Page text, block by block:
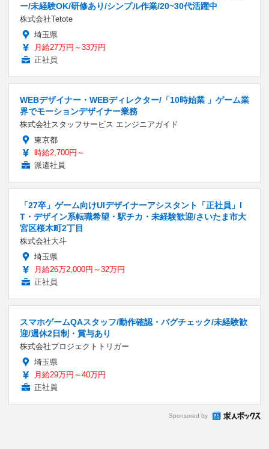
ー/未経験OK/研修あり/シンプル作業/20~30代活躍中
株式会社Tetote
埼玉県
月給27万円～33万円
正社員
WEBデザイナー・WEBディレクター/「10時始業 」ゲーム業
界でモーションデザイナー業務
株式会社スタッフサービス エンジニアガイド
東京都
時給2,700円～
派遣社員
「27卒」ゲーム向けUIデザイナーアシスタント「正社員」I
T・デザイン系転職希望・駅チカ・未経験歓迎/さいたま市大
宮区桜木町2丁目
株式会社大斗
埼玉県
月給26万2,000円～32万円
正社員
スマホゲームQAスタッフ/動作確認・バグチェック/未経験歓
迎/週休2日制・賞与あり
株式会社プロジェクトトリガー
埼玉県
月給29万円～40万円
正社員
Sponsored by